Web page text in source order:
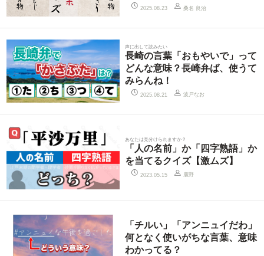
2025.08.23 桑名 良治
声に出して読みたい
長崎の言葉「おもやいで」って
どんな意味？長崎弁ば、使うて
みらんね！
2025.08.21 波戸なお
あなたは見分けられますか？
「人の名前」か「四字熟語」か
を当てるクイズ【激ムズ】
2023.05.15 鹿野
「チルい」「アンニュイだわ」
何となく使いがちな言葉、意味
わかってる？